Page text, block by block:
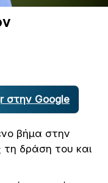
στην Google
βήμα στην
τη δράση του και